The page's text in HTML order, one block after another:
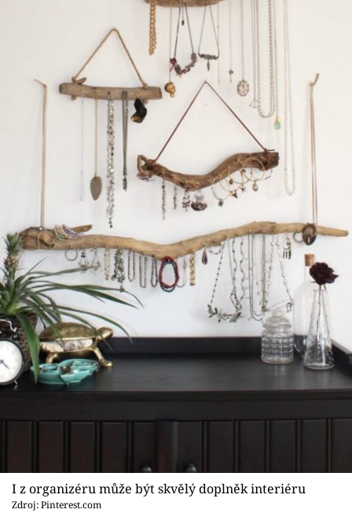
I z organizéru může být skvělý doplněk interiéru
Zdroj: Pinterest.com